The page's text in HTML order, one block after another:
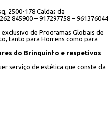
2500-178 Caldas da
845900 – 917297758 – 961376044
de Programas Globais de
tanto para Homens como para
do Brinquinho e respetivos
serviço de estética que conste da